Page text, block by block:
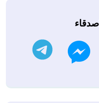
تويتر ماسنجر